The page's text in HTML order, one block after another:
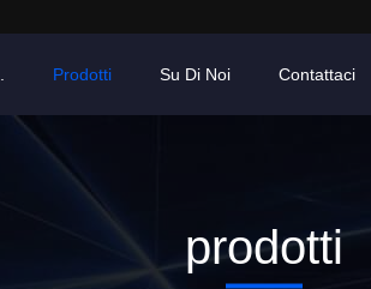
Prodotti Su Di Noi Contattaci
prodotti